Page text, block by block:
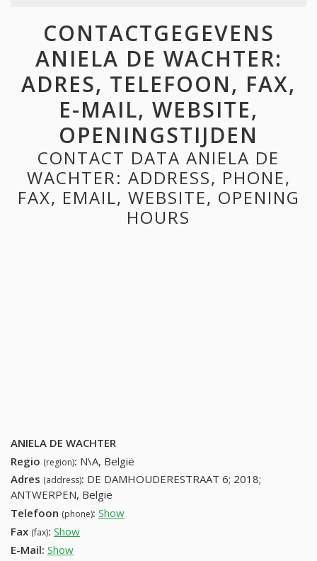
CONTACTGEGEVENS
ANIELA DE WACHTER:
ADRES, TELEFOON, FAX,
E-MAIL, WEBSITE,
OPENINGSTIJDEN
CONTACT DATA ANIELA DE
WACHTER: ADDRESS, PHONE,
FAX, EMAIL, WEBSITE, OPENING
HOURS
ANIELA DE WACHTER
Regio (region): N\A, België
Adres (address): DE DAMHOUDERESTRAAT 6; 2018;
ANTWERPEN, België
Telefoon (phone): Show
Fax (fax): Show
E-Mail: Show